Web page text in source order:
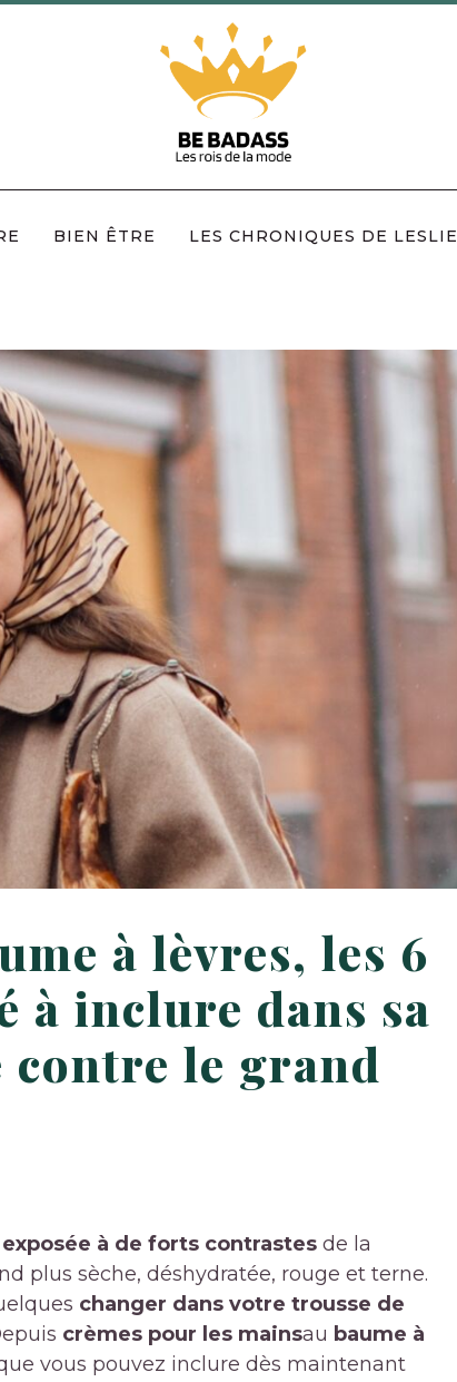
BIEN ÊTRE LES CHRONIQUES DE LESLIE
à lèvres, les 6
à inclure dans sa
le grand
exposée à de forts contrastes de la
plus sèche, déshydratée, rouge et terne.
changer dans votre trousse de
crèmes pour les mainsau baume à
vous pouvez inclure dès maintenant